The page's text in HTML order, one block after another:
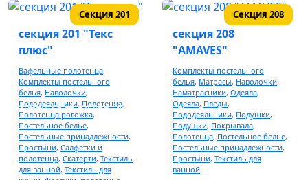
Халаты
Пижамы
Женское нижнее белье
Аксессуары и косметика
Декоративная косметика
Секция 201
секция 201 "Текс
плюс"
Вафельные полотенца,
Комплекты постельного
белья, Наволочки,
Пододеяльники, Полотенца,
Полотенца рогожка,
Постельное белье,
Постельные принадлежности,
Простыни, Салфетки и
полотенца, Скатерти, Текстиль
для ванной, Текстиль для
Секция 208
секция 208
"AMAVES"
Комплекты постельного
белья, Матрасы, Наволочки,
Наматрасники, Одеяла,
Одеяла, Пледы,
Пододеяльники, Подушки,
Подушки, Покрывала,
Полотенца, Постельное белье,
Постельные принадлежности,
Простыни, Текстиль для
ванной
Разработка —Голден Студио